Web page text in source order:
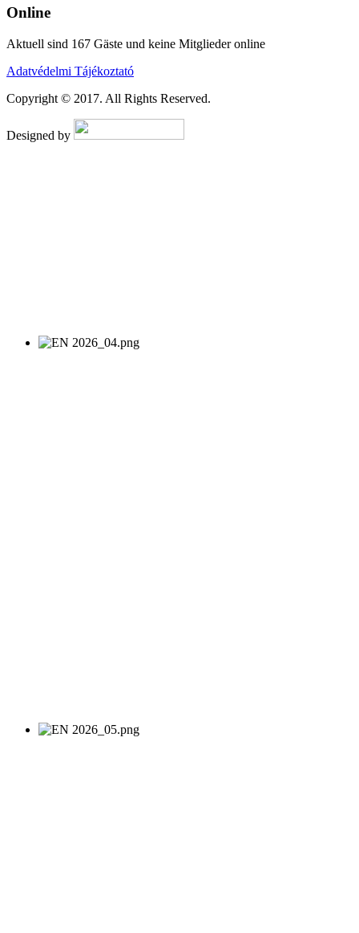
Online
Aktuell sind 167 Gäste und keine Mitglieder online
Adatvédelmi Tájékoztató
Copyright © 2017. All Rights Reserved.
Designed by